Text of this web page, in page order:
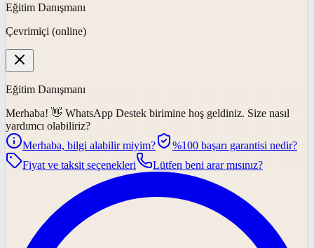
Eğitim Danışmanı
Çevrimiçi (online)
Eğitim Danışmanı
Merhaba! 👋 WhatsApp Destek birimine hoş geldiniz. Size nasıl
yardımcı olabiliriz?
Merhaba, bilgi alabilir miyim?
%100 başarı garantisi nedir?
Fiyat ve taksit seçenekleri
Lütfen beni arar mısınız?